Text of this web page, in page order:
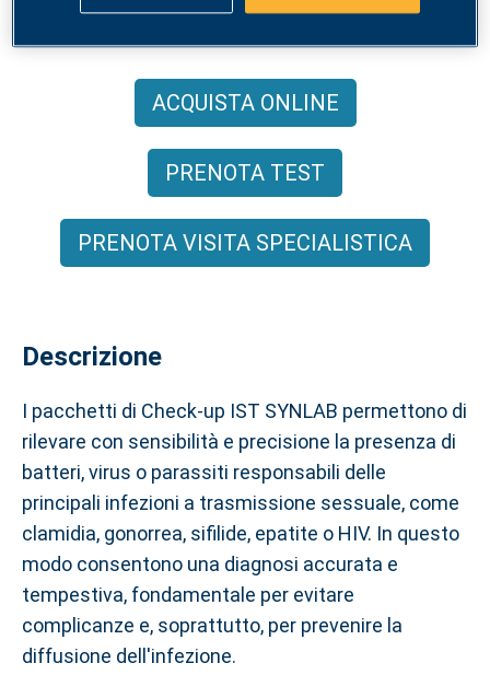
di origine batterica che virale.
ACQUISTA ONLINE
PRENOTA TEST
PRENOTA VISITA SPECIALISTICA
Descrizione
I pacchetti di Check-up IST SYNLAB permettono di
rilevare con sensibilità e precisione la presenza di
batteri, virus o parassiti responsabili delle
principali infezioni a trasmissione sessuale, come
clamidia, gonorrea, sifilide, epatite o HIV. In questo
modo consentono una diagnosi accurata e
tempestiva, fondamentale per evitare
complicanze e, soprattutto, per prevenire la
diffusione dell'infezione.